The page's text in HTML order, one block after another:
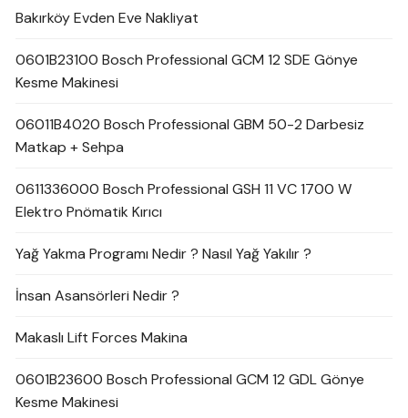
Bakırköy Evden Eve Nakliyat
0601B23100 Bosch Professional GCM 12 SDE Gönye
Kesme Makinesi
06011B4020 Bosch Professional GBM 50-2 Darbesiz
Matkap + Sehpa
0611336000 Bosch Professional GSH 11 VC 1700 W
Elektro Pnömatik Kırıcı
Yağ Yakma Programı Nedir ? Nasıl Yağ Yakılır ?
İnsan Asansörleri Nedir ?
Makaslı Lift Forces Makina
0601B23600 Bosch Professional GCM 12 GDL Gönye
Kesme Makinesi